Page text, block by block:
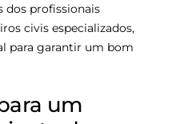
dos profissionais
civis especializados,
para garantir um bom
um